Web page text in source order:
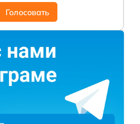
Голосовать